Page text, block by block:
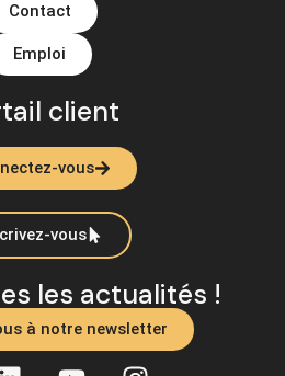
Contact
Emploi
client
vous
vous
les actualités !
à notre newsletter